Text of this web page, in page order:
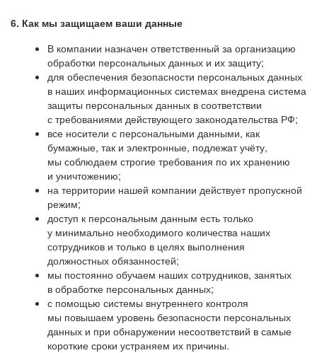
6. Как мы защищаем ваши данные
В компании назначен ответственный за организацию
обработки персональных данных и их защиту;
для обеспечения безопасности персональных данных
в наших информационных системах внедрена система
защиты персональных данных в соответствии
с требованиями действующего законодательства РФ;
все носители с персональными данными, как
бумажные, так и электронные, подлежат учёту,
мы соблюдаем строгие требования по их хранению
и уничтожению;
на территории нашей компании действует пропускной
режим;
доступ к персональным данным есть только
у минимально необходимого количества наших
сотрудников и только в целях выполнения
должностных обязанностей;
мы постоянно обучаем наших сотрудников, занятых
в обработке персональных данных;
с помощью системы внутреннего контроля
мы повышаем уровень безопасности персональных
данных и при обнаружении несоответствий в самые
короткие сроки устраняем их причины.